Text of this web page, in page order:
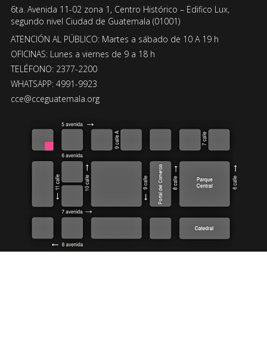
6ta. Avenida 11-02 zona 1, Centro Histórico – Edifico Lux,
segundo nivel Ciudad de Guatemala (01001)
ATENCIÓN AL PÚBLICO: Martes a sábado de 10 A 19 h
OFICINAS: Lunes a viernes de 9 a 18 h
TELÉFONO: 2377-2200
WHATSAPP: 4991-9923
cce@cceguatemala.org